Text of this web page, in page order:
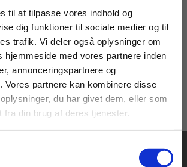
til at tilpasse vores indhold og
dig funktioner til sociale medier og til
trafik. Vi deler også oplysninger om
hjemmeside med vores partnere inden
annonceringspartnere og
Vores partnere kan kombinere disse
du har givet dem, eller som
fra din brug af deres tjenester.
Fortsæt som:
og
Du får
inkl.
For institutioner og
virksomheder. Du
får vist priser ekskl.